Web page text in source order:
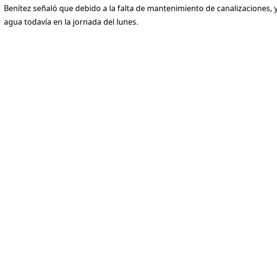
Benítez señaló que debido a la falta de mantenimiento de
agua todavía en la jornada del lunes.